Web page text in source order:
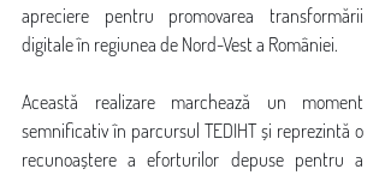
apreciere pentru promovarea transformării
digitale în regiunea de Nord-Vest a României.
Această realizare marchează un moment
semnificativ în parcursul TEDIHT și reprezintă o
recunoaștere a eforturilor depuse pentru a